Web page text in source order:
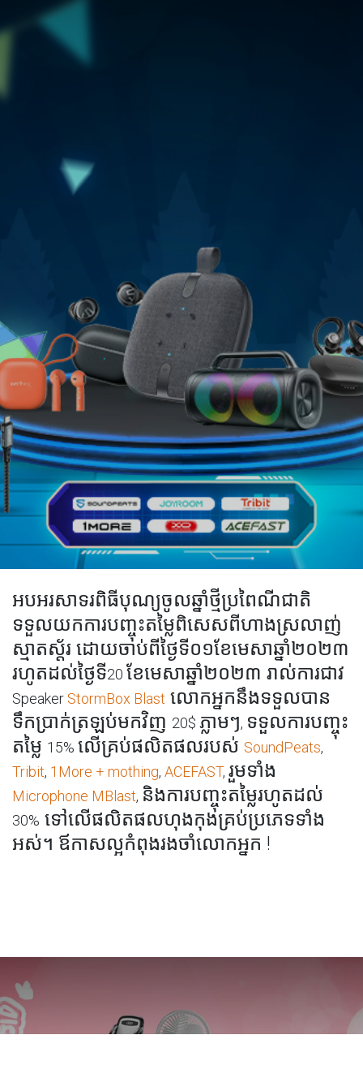
Khmer New year
Promotion Khmer New year
អបអរសាទរពិធីបុណ្យចូលឆ្នាំថ្មីប្រពៃណីជាតិ
ទទួលយកការបញ្ចុះតម្លៃពិសេសពីហាងស្រលាញ់
ស្មាតស្ត័រ ដោយចាប់ពីថ្ងៃទី០១ខែមេសាឆ្នាំ២០២៣
រហូតដល់ថ្ងៃទី20 ខែមេសាឆ្នាំ២០២៣ រាល់ការជាវ
Speaker StormBox Blast លោកអ្នកនឹងទទួលបាន
ទឹកប្រាក់ត្រឡប់មកវិញ 20$ ភ្លាមៗ, ទទួលការបញ្ចុះ
តម្លៃ 15% លើគ្រប់ផលិតផលរបស់ SoundPeats,
Tribit, 1More + mothing, ACEFAST, រួមទាំង
Microphone MBlast, និងការបញ្ចុះតម្លៃរហូតដល់
30% ទៅលើផលិតផលហុងកុងគ្រប់ប្រភេទទាំង
អស់។ ឪកាសល្អកំពុងរងចាំលោកអ្នក !